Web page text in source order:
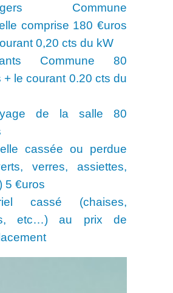
Commune
comprise 180 €uros
0,20 cts du kW
Commune 80
+ le courant 0.20 cts du
de la salle 80
cassée ou perdue
verres, assiettes,
€uros
cassé (chaises,
etc…) au prix de